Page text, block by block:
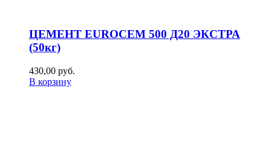
ЦЕМЕНТ EUROCEM 500 Д20 ЭКСТРА
(50кг)
430,00 руб.
В корзину